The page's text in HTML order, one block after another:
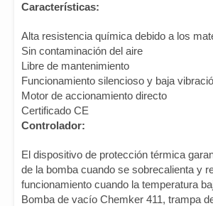
Características:
Alta resistencia química debido a los
Sin contaminación del aire
Libre de mantenimiento
Funcionamiento silencioso y baja
Motor de accionamiento directo
Certificado CE
Controlador:
El dispositivo de protección térmica
de la bomba cuando se sobrecalienta y
funcionamiento cuando la temperatura
Bomba de vacío Chemker 411, trampa